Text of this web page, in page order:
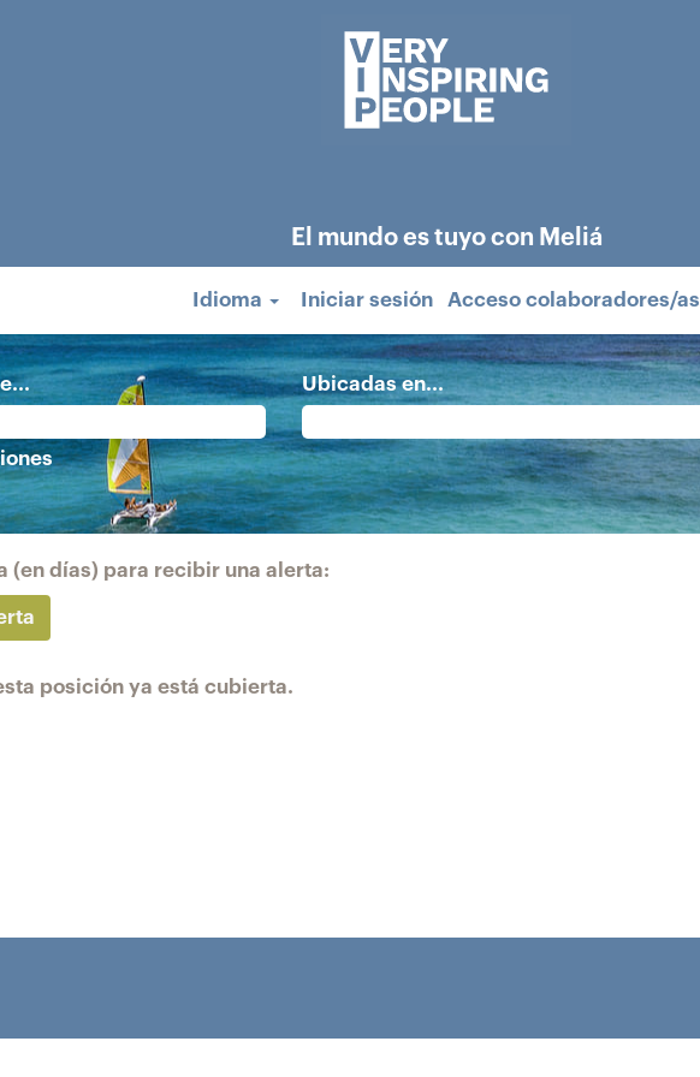
El mundo es tuyo con Meliá
Idioma Iniciar sesión Acceso colaboradores/as
Ubicadas en...
(en días) para recibir una alerta:
posición ya está cubierta.